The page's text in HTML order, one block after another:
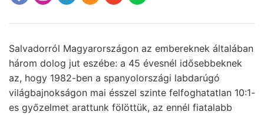
Salvadorról Magyarországon az embereknek általában
három dolog jut eszébe: a 45 évesnél idősebbeknek
az, hogy 1982-ben a spanyolországi labdarúgó
világbajnokságon mai ésszel szinte felfoghatatlan 10:1-
es győzelmet arattunk fölöttük, az ennél fiatalabb